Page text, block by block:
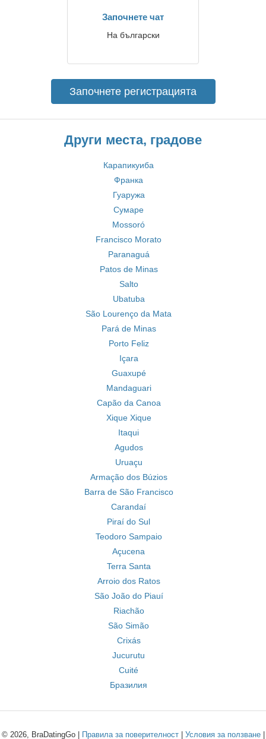
Започнете чат
На български
Започнете регистрацията
Други места, градове
Карапикуиба
Франка
Гуаружа
Сумаре
Mossoró
Francisco Morato
Paranaguá
Patos de Minas
Salto
Ubatuba
São Lourenço da Mata
Pará de Minas
Porto Feliz
Içara
Guaxupé
Mandaguari
Capão da Canoa
Xique Xique
Itaqui
Agudos
Uruaçu
Armação dos Búzios
Barra de São Francisco
Carandaí
Piraí do Sul
Teodoro Sampaio
Açucena
Terra Santa
Arroio dos Ratos
São João do Piauí
Riachão
São Simão
Crixás
Jucurutu
Cuité
Бразилия
© 2026, BraDatingGo | Правила за поверителност| Условия за ползване|